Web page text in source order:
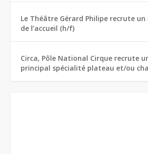
Le Théâtre Gérard Philipe recrute un
de l’accueil (h/f)
Circa, Pôle National Cirque recrute
principal spécialité plateau et/ou